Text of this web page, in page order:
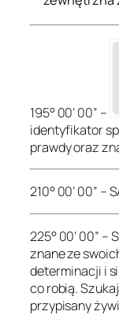
195° 00’ 00” –
identyfikator
prawdy oraz
210° 00’ 00” –
225° 00’ 00” –
znane ze
determinacji i
co robią.
przypisany